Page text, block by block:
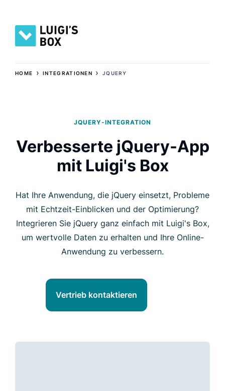
HOME ›INTEGRATIONEN › JQUERY
JQUERY-INTEGRATION
Verbesserte jQuery-App
mit Luigi's Box
Hat Ihre Anwendung, die jQuery einsetzt, Probleme
mit Echtzeit-Einblicken und der Optimierung?
Integrieren Sie jQuery ganz einfach mit Luigi's Box,
um wertvolle Daten zu erhalten und Ihre Online-
Anwendung zu verbessern.
Vertrieb kontaktieren